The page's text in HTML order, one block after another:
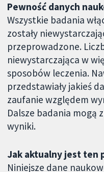
Pewność danych
Wszystkie badania
zostały
przeprowadzone.
niewystarczająca w
sposobów leczenia.
przedstawiały jakieś
zaufanie względem
Dalsze badania mogą
wyniki.
Jak aktualny jest ten
Niniejsze dane